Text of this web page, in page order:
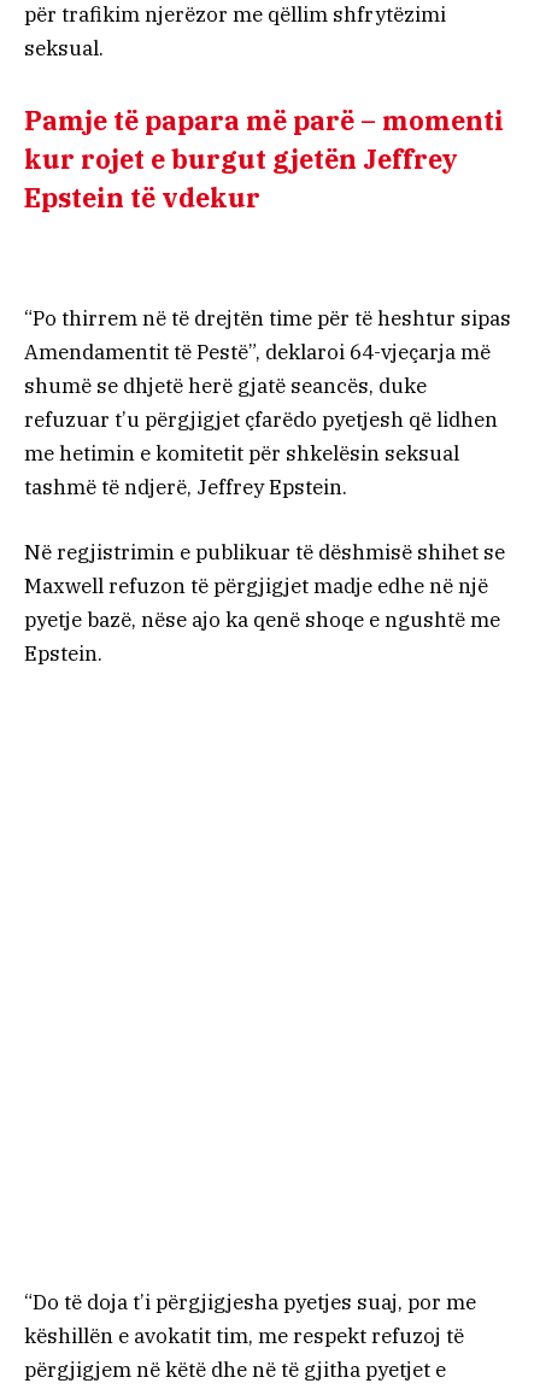
për trafikim njerëzor me qëllim shfrytëzimi
seksual.
Pamje të papara më parë – momenti
kur rojet e burgut gjetën Jeffrey
Epstein të vdekur
“Po thirrem në të drejtën time për të heshtur sipas
Amendamentit të Pestë”, deklaroi 64-vjeçarja më
shumë se dhjetë herë gjatë seancës, duke
refuzuar t’u përgjigjet çfarëdo pyetjesh që lidhen
me hetimin e komitetit për shkelësin seksual
tashmë të ndjerë, Jeffrey Epstein.
Në regjistrimin e publikuar të dëshmisë shihet se
Maxwell refuzon të përgjigjet madje edhe në një
pyetje bazë, nëse ajo ka qenë shoqe e ngushtë me
Epstein.
“Do të doja t’i përgjigjesha pyetjes suaj, por me
këshillën e avokatit tim, me respekt refuzoj të
përgjigjem në këtë dhe në të gjitha pyetjet e